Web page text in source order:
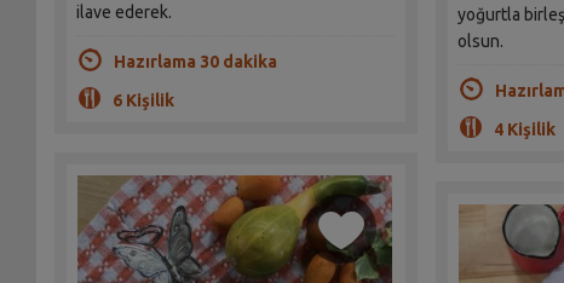
ilave ederek.
Hazırlama 30 dakika
6 Kişilik
yoğurtla
olsun.
4 Kişilik